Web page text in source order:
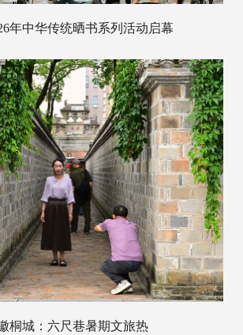
年中华传统晒书系列活动启幕
桐城：六尺巷暑期文旅热